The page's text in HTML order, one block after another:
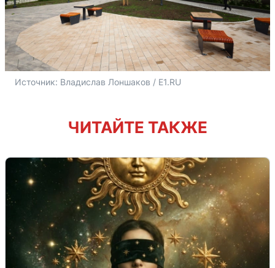
Источник: Владислав Лоншаков / E1.RU
ЧИТАЙТЕ ТАКЖЕ